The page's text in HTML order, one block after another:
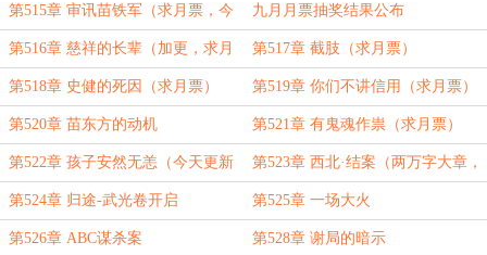
奖） 票抽奖）
第515章 审讯苗铁军（求月票，今
天加更）
九月月票抽奖结果公布
第516章 慈祥的长辈（加更，求月
票）
第517章 截肢（求月票）
第518章 史健的死因（求月票） 第519章 你们不讲信用（求月票）
第520章 苗东方的动机 第521章 有鬼魂作祟（求月票）
第522章 孩子安然无恙（今天更新
三万字-求月票！）
第523章 西北·结案（两万字大章，
补盟主加更，求月票）
第524章 归途-武光卷开启 第525章 一场大火
第526章 ABC谋杀案 第528章 谢局的暗示